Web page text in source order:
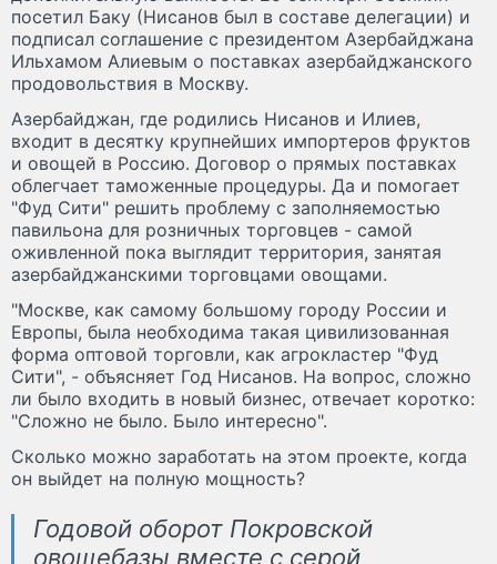
посетил Баку (Нисанов был в составе делегации) и
подписал соглашение с президентом Азербайджана
Ильхамом Алиевым о поставках азербайджанского
продовольствия в Москву.
Азербайджан, где родились Нисанов и Илиев,
входит в десятку крупнейших импортеров фруктов
и овощей в Россию. Договор о прямых поставках
облегчает таможенные процедуры. Да и помогает
"Фуд Сити" решить проблему с заполняемостью
павильона для розничных торговцев - самой
оживленной пока выглядит территория, занятая
азербайджанскими торговцами овощами.
"Москве, как самому большому городу России и
Европы, была необходима такая цивилизованная
форма оптовой торговли, как агрокластер "Фуд
Сити", - объясняет Год Нисанов. На вопрос, сложно
ли было входить в новый бизнес, отвечает коротко:
"Сложно не было. Было интересно".
Сколько можно заработать на этом проекте, когда
он выйдет на полную мощность?
Годовой оборот Покровской
овощебазы вместе с серой